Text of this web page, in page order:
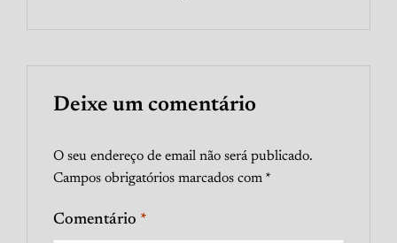
Deixe um comentário
O seu endereço de email não será publicado.
Campos obrigatórios marcados com *
Comentário *